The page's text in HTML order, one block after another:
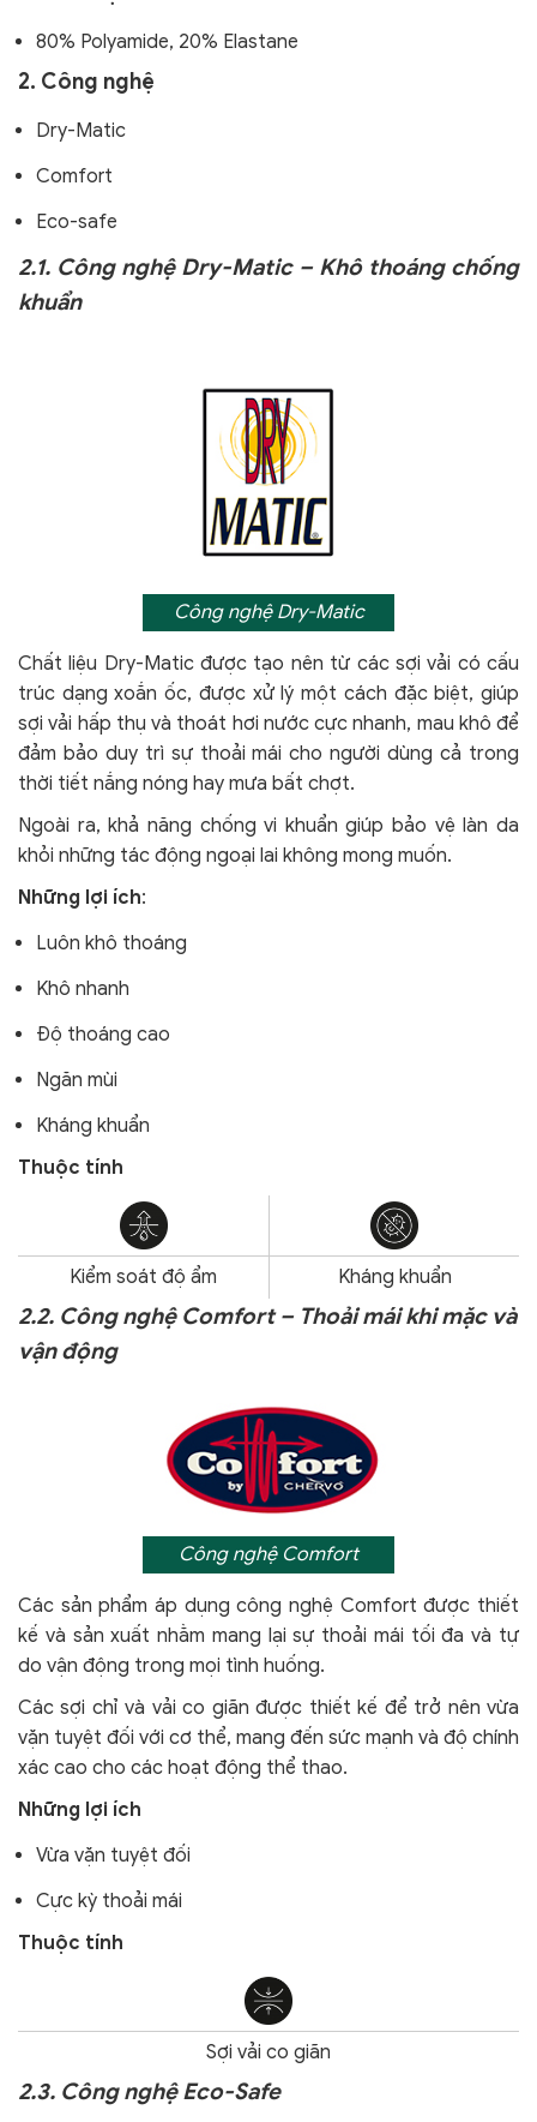
80% Polyamide, 20% Elastane
2. Công nghệ
Dry-Matic
Comfort
Eco-safe
2.1. Công nghệ Dry-Matic – Khô thoáng chống
khuẩn
Công nghệ Dry-Matic
Chất liệu Dry-Matic được tạo nên từ các sợi vải có cấu
trúc dạng xoắn ốc, được xử lý một cách đặc biệt, giúp
sợi vải hấp thụ và thoát hơi nước cực nhanh, mau khô để
đảm bảo duy trì sự thoải mái cho người dùng cả trong
thời tiết nắng nóng hay mưa bất chợt.
Ngoài ra, khả năng chống vi khuẩn giúp bảo vệ làn da
khỏi những tác động ngoại lai không mong muốn.
Những lợi ích:
Luôn khô thoáng
Khô nhanh
Độ thoáng cao
Ngăn mùi
Kháng khuẩn
Thuộc tính
Kiểm soát độ ẩm Kháng khuẩn
2.2. Công nghệ Comfort – Thoải mái khi mặc và
vận động
Công nghệ Comfort
Các sản phẩm áp dụng công nghệ Comfortđược thiết
kế và sản xuất nhằm mang lại sự thoải mái tối đa và tự
do vận động trong mọi tình huống.
Các sợi chỉ và vải co giãn được thiết kế để trở nên vừa
vặn tuyệt đối với cơ thể, mang đến sức mạnh và độ chính
xác cao cho các hoạt động thể thao.
Những lợi ích
Vừa vặn tuyệt đối
Cực kỳ thoải mái
Thuộc tính
Sợi vải co giãn
2.3. Công nghệ Eco-Safe